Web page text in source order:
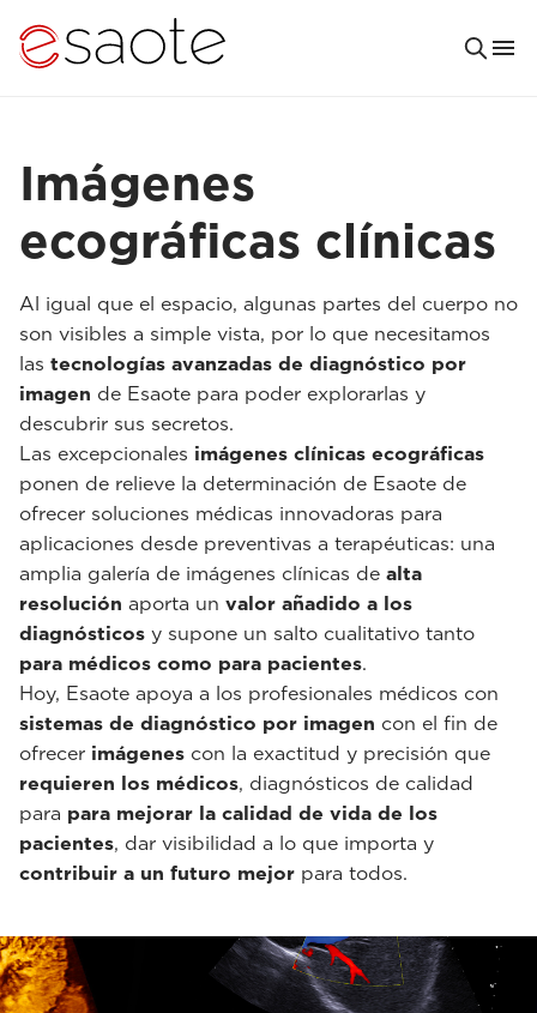
Imágenes
ecográficas clínicas
Al igual que el espacio, algunas partes del cuerpo no
son visibles a simple vista, por lo que necesitamos
las tecnologías avanzadas de diagnóstico por
imagen de Esaote para poder explorarlas y
descubrir sus secretos.
Las excepcionales imágenes clínicas ecográficas
ponen de relieve la determinación de Esaote de
ofrecer soluciones médicas innovadoras para
aplicaciones desde preventivas a terapéuticas: una
amplia galería de imágenes clínicas de alta
resolución aporta un valor añadido a los
diagnósticos y supone un salto cualitativo tanto
para médicos como para pacientes.
Hoy, Esaote apoya a los profesionales médicos con
sistemas de diagnóstico por imagen con el fin de
ofrecer imágenes con la exactitud y precisión que
requieren los médicos, diagnósticos de calidad
para para mejorar la calidad de vida de los
pacientes, dar visibilidad a lo que importa y
contribuir a un futuro mejor para todos.